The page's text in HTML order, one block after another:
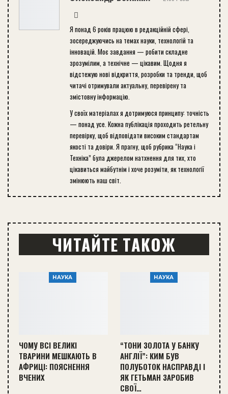
Я понад 6 років працюю в редакційній сфері,
зосереджуючись на темах науки, технологій та
інновацій. Моє завдання — робити складне
зрозумілим, а технічне — цікавим. Щодня я
відстежую нові відкриття, розробки та тренди, щоб
читачі отримували актуальну, перевірену та
змістовну інформацію.
У своїх матеріалах я дотримуюся принципу: точність
— понад усе. Кожна публікація проходить ретельну
перевірку, щоб відповідати високим стандартам
якості та довіри. Я прагну, щоб рубрика “Наука і
Техніка” була джерелом натхнення для тих, хто
цікавиться майбутнім і хоче розуміти, як технології
змінюють наш світ.
ЧИТАЙТЕ ТАКОЖ
НАУКА
ЧОМУ ВСІ ВЕЛИКІ
ТВАРИНИ МЕШКАЮТЬ В
АФРИЦІ: ПОЯСНЕННЯ
ВЧЕНИХ
НАУКА
“ТОНИ ЗОЛОТА У БАНКУ
АНГЛІЇ”: КИМ БУВ
ПОЛУБОТОК НАСПРАВДІ І
ЯК ГЕТЬМАН ЗАРОБИВ
СВОЇ…